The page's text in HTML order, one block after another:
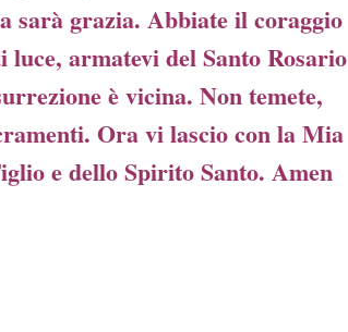
sarà grazia. Abbiate il coraggio
luce, armatevi del Santo Rosario
è vicina. Non temete,
Ora vi lascio con la Mia
e dello Spirito Santo. Amen